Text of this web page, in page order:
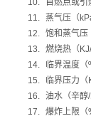
10.
自燃点或引
11.
蒸气压（
12. 饱和蒸气压
13. 燃烧热（
14.
临界温度（
15.
临界压力（
16. 油水（辛醇/
17. 爆炸上限（